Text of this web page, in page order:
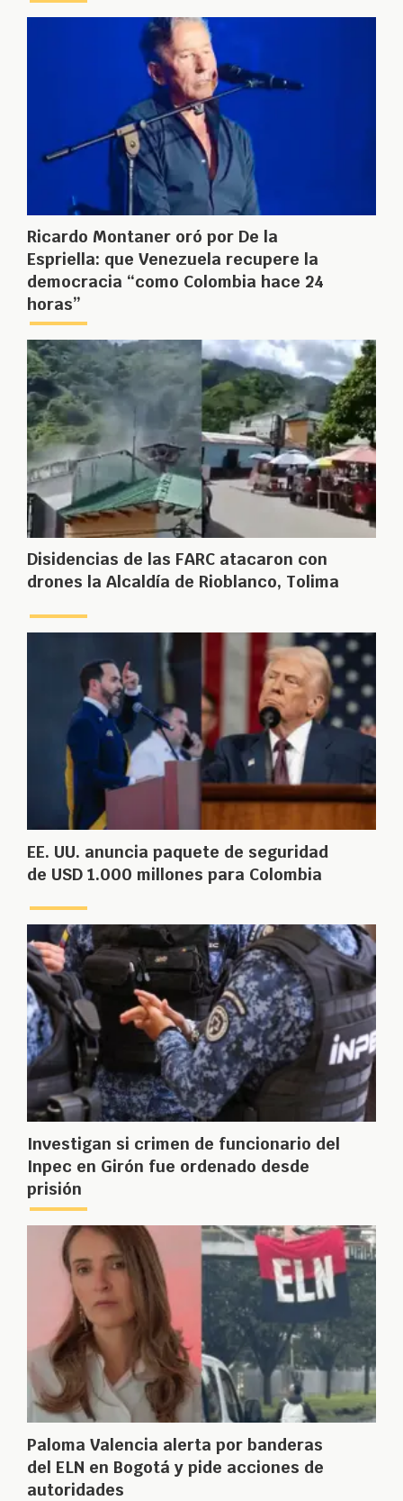
Ricardo Montaner oró por De la
Espriella: que Venezuela recupere la
democracia “como Colombia hace 24
horas”
Disidencias de las FARC atacaron con
drones la Alcaldía de Rioblanco, Tolima
EE. UU. anuncia paquete de seguridad
de USD 1.000 millones para Colombia
Investigan si crimen de funcionario del
Inpec en Girón fue ordenado desde
prisión
Paloma Valencia alerta por banderas
del ELN en Bogotá y pide acciones de
autoridades